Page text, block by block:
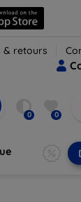
& retours
0 0